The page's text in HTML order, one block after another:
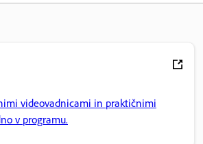
videovadnicami in praktičnimi
v programu.